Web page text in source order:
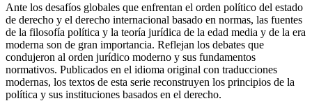
Ante los desafíos globales que enfrentan el orden político del estado
de derecho y el derecho internacional basado en normas, las fuentes
de la filosofía política y la teoría jurídica de la edad media y de la era
moderna son de gran importancia. Reflejan los debates que
condujeron al orden jurídico moderno y sus fundamentos
normativos. Publicados en el idioma original con traducciones
modernas, los textos de esta serie reconstruyen los principios de la
política y sus instituciones basados en el derecho.